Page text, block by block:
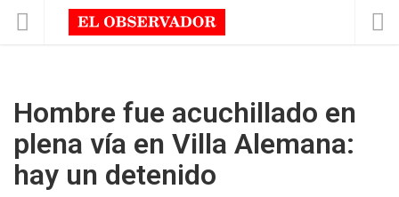
Hombre fue acuchillado en
plena vía en Villa Alemana:
hay un detenido